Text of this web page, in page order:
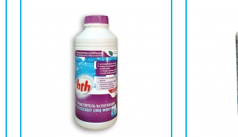
Дозировка:
Чистка фильтра
Меры предосторожности: